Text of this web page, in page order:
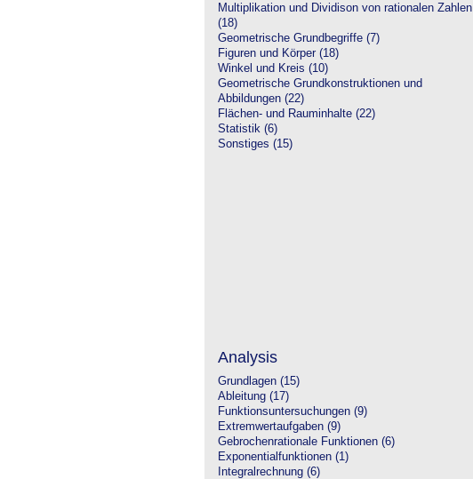
Multiplikation und Dividison von rationalen Zahlen
(18)
Geometrische Grundbegriffe (7)
Figuren und Körper (18)
Winkel und Kreis (10)
Geometrische Grundkonstruktionen und
Abbildungen (22)
Flächen- und Rauminhalte (22)
Statistik (6)
Sonstiges (15)
Analysis
Grundlagen (15)
Ableitung (17)
Funktionsuntersuchungen (9)
Extremwertaufgaben (9)
Gebrochenrationale Funktionen (6)
Exponentialfunktionen (1)
Integralrechnung (6)